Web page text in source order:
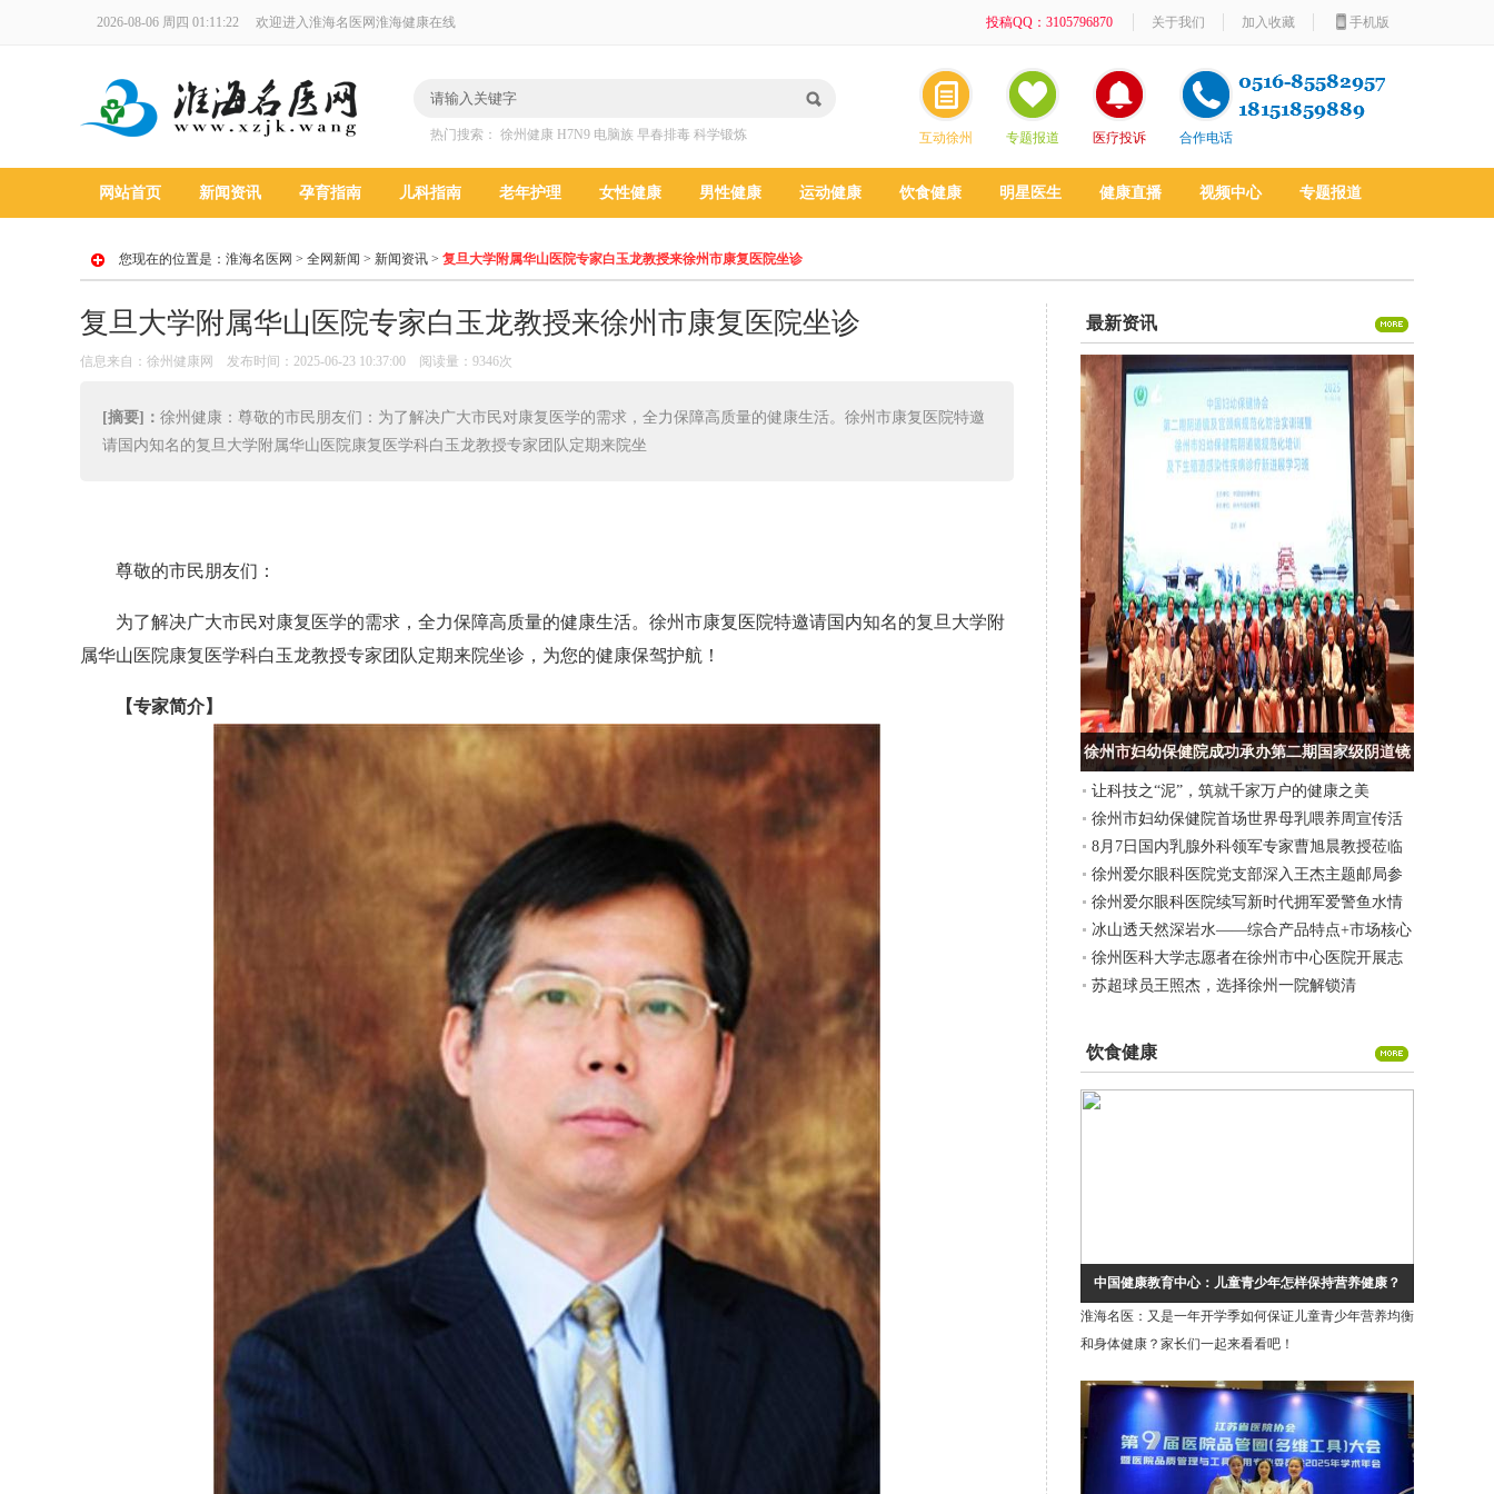
2026-08-06 周四 01:11:24 欢迎进入淮海名医网淮海健康在线 手机版
加入收藏
关于我们
投稿QQ：3105796870
热门搜索： 徐州健康 H7N9 电脑族 早春排毒 科学锻炼 互动徐州 专题报道 医疗投诉 合作电话
网站首页 新闻资讯 孕育指南 儿科指南 老年护理 女性健康 男性健康 运动健康 饮食健康 明星医生 健康直播 视频中心 专题报道
您现在的位置是： 淮海名医网 > 全网新闻 > 新闻资讯 > 复旦大学附属华山医院专家白玉龙教授来徐州市康复医院坐诊
复旦大学附属华山医院专家白玉龙教授来徐州市康复医院坐诊
信息来自：徐州健康网 发布时间：2025-06-23 10:37:00 阅读量：9346次
[摘要]： 徐州健康：尊敬的市民朋友们：为了解决广大市民对康复医学的需求，全力保障高质量的健康生活。徐州市康复医院特邀
请国内知名的复旦大学附属华山医院康复医学科白玉龙教授专家团队定期来院坐
尊敬的市民朋友们：
为了解决广大市民对康复医学的需求，全力保障高质量的健康生活。徐州市康复医院特邀请国内知名的复旦大学附
属华山医院康复医学科白玉龙教授专家团队定期来院坐诊，为您的健康保驾护航！
【专家简介】
最新资讯
徐州市妇幼保健院成功承办第二期国家级阴道镜
及宫颈病规范化防治实训班
让科技之“泥”，筑就千家万户的健康之美
徐州市妇幼保健院首场世界母乳喂养周宣传活
动开启
8月7日国内乳腺外科领军专家曹旭晨教授莅临
我徐州市妇幼保健院坐诊
徐州爱尔眼科医院党支部深入王杰主题邮局参
观考察
徐州爱尔眼科医院续写新时代拥军爱警鱼水情
冰山透天然深岩水——综合产品特点+市场核心
竞争优势
徐州医科大学志愿者在徐州市中心医院开展志
愿服务实践活动
苏超球员王照杰，选择徐州一院解锁清
饮食健康
中国健康教育中心：儿童青少年怎样保持营养健康？
淮海名医：又是一年开学季如何保证儿童青少年营养均衡
和身体健康？家长们一起来看看吧！